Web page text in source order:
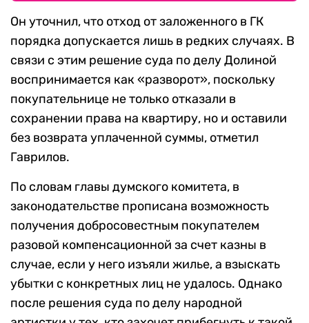
Он уточнил, что отход от заложенного в ГК
порядка допускается лишь в редких случаях. В
связи с этим решение суда по делу Долиной
воспринимается как «разворот», поскольку
покупательнице не только отказали в
сохранении права на квартиру, но и оставили
без возврата уплаченной суммы, отметил
Гаврилов.
По словам главы думского комитета, в
законодательстве прописана возможность
получения добросовестным покупателем
разовой компенсационной за счет казны в
случае, если у него изъяли жилье, а взыскать
убытки с конкретных лиц не удалось. Однако
после решения суда по делу народной